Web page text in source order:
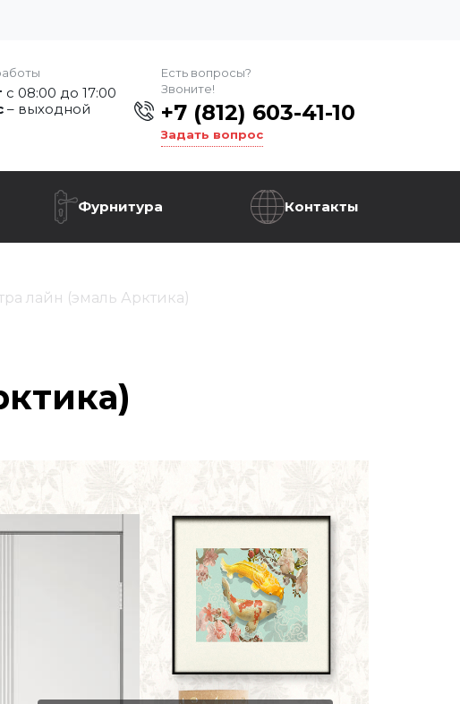
с 08:00 до 17:00
– выходной
Есть вопросы?
Звоните!
+7 (812) 603-41-10
Задать вопрос
Фурнитура Контакты
лайн (эмаль Арктика)